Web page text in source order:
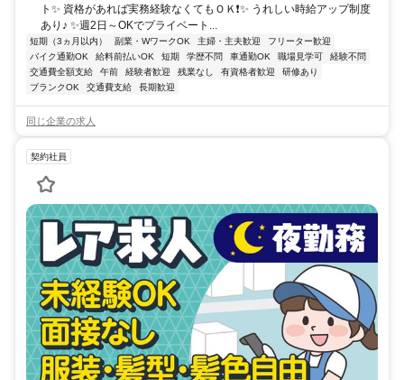
ト✨ 資格があれば実務経験なくてもＯＫ❗✨ うれしい時給アップ制度
あり♪ ✨週2日～OKでプライベート...
短期（3ヵ月以内） 副業・WワークOK 主婦・主夫歓迎
フリーター歓迎
バイク通勤OK
給料前払いOK 短期 学歴不問 車通勤OK 職場見学可
経験不問
交通費全額支給
午前 経験者歓迎 残業なし 有資格者歓迎
研修あり
ブランクOK
交通費支給 長期歓迎
同じ企業の求人
契約社員